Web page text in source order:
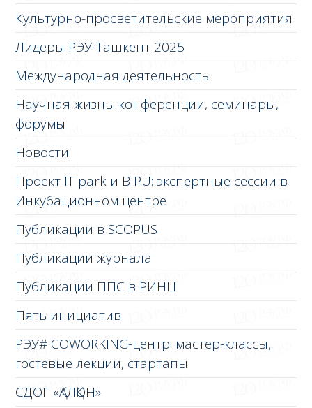
Культурно-просветительские мероприятия
Лидеры РЭУ-Ташкент 2025
Международная деятельность
Научная жизнь: конференции, семинары,
форумы
Новости
Проект IT park и BIPU: экспертные сессии в
Инкубационном центре
Публикации в SCOPUS
Публикации журнала
Публикации ППС в РИНЦ
Пять инициатив
РЭУ# COWORKING-центр: мастер-классы,
гостевые лекции, стартапы
СДОГ «ҚАЛҚОН»